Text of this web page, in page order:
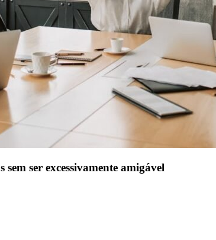
ser excessivamente amigável